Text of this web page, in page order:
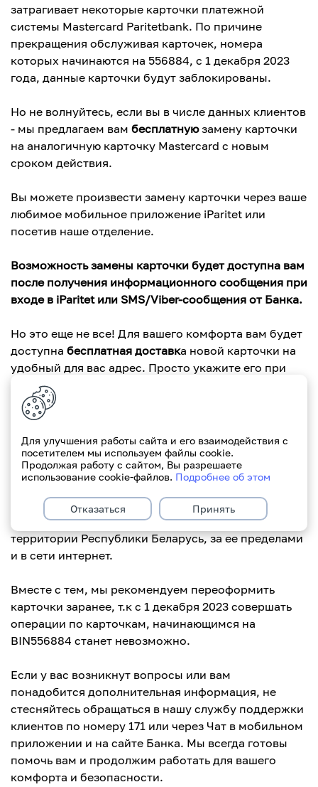
затрагивает некоторые карточки платежной
системы Mastercard Paritetbank. По причине
прекращения обслуживая карточек, номера
которых начинаются на 556884, с 1 декабря 2023
года, данные карточки будут заблокированы.
Но не волнуйтесь, если вы в числе данных клиентов
- мы предлагаем вам бесплатнуюзамену карточки
на аналогичную карточку Mastercard с новым
сроком действия.
Вы можете произвести замену карточки через ваше
любимое мобильное приложение iParitet или
посетив наше отделение.
Возможность замены карточки будет доступна вам
после получения информационного сообщения при
входе в iParitet или SMS/Viber-сообщения от Банка.
Но это еще не все! Для вашего комфорта вам будет
доступна бесплатная доставка новой карточки на
удобный для вас адрес. Просто укажите его при
оформлении перевыпуска в iParitet, и наша
команда обеспечит доставку без дополнительной
платы. Мы хотим сделать этот процесс
максимально удобным для вас.
Обращаем внимание, что до 1 декабря 2023
карточки Mastercard Paritetbank, начинающиеся на
номер 556884 продолжат работать без изменений.
Вы можете, как и раньше, совершать покупки на
территории Республики Беларусь, за ее пределами
и в сети интернет.
Вместе с тем, мы рекомендуем переоформить
карточки заранее, т.к с 1 декабря 2023 совершать
операции по карточкам, начинающимся на
BIN556884 станет невозможно.
Если у вас возникнут вопросы или вам
понадобится дополнительная информация, не
стесняйтесь обращаться в нашу службу поддержки
клиентов по номеру 171 или через Чат в мобильном
приложении и на сайте Банка. Мы всегда готовы
помочь вам и продолжим работать для вашего
комфорта и безопасности.
Для улучшения работы сайта и его взаимодействия с
посетителем мы используем файлы cookie.
Продолжая работу с сайтом, Вы разрешаете
использование cookie-файлов. Подробнее об этом
Отказаться Принять